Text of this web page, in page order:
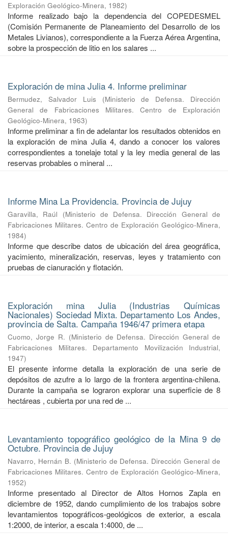
Exploración Geológico-Minera, 1982)
Informe realizado bajo la dependencia del COPEDESMEL
(Comisión Permanente de Planeamiento del Desarrollo de los
Metales Livianos), correspondiente a la Fuerza Aérea Argentina,
sobre la prospección de litio en los salares ...
Exploración de mina Julia 4. Informe preliminar
Bermudez, Salvador Luis (Ministerio de Defensa. Dirección
General de Fabricaciones Militares. Centro de Exploración
Geológico-Minera, 1963)
Informe preliminar a fin de adelantar los resultados obtenidos en
la exploración de mina Julia 4, dando a conocer los valores
correspondientes a tonelaje total y la ley media general de las
reservas probables o mineral ...
Informe Mina La Providencia. Provincia de Jujuy
Garavilla, Raúl (Ministerio de Defensa. Dirección General de
Fabricaciones Militares. Centro de Exploración Geológico-Minera,
1984)
Informe que describe datos de ubicación del área geográfica,
yacimiento, mineralización, reservas, leyes y tratamiento con
pruebas de cianuración y flotación.
Exploración mina Julia (Industrias Químicas
Nacionales) Sociedad Mixta. Departamento Los Andes,
provincia de Salta. Campaña 1946/47 primera etapa
Cuomo, Jorge R. (Ministerio de Defensa. Dirección General de
Fabricaciones Militares. Departamento Movilización Industrial,
1947)
El presente informe detalla la exploración de una serie de
depósitos de azufre a lo largo de la frontera argentina-chilena.
Durante la campaña se lograron explorar una superficie de 8
hectáreas , cubierta por una red de ...
Levantamiento topográfico geológico de la Mina 9 de
Octubre. Provincia de Jujuy
Navarro, Hernán B. (Ministerio de Defensa. Dirección General de
Fabricaciones Militares. Centro de Exploración Geológico-Minera,
1952)
Informe presentado al Director de Altos Hornos Zapla en
diciembre de 1952, dando cumplimiento de los trabajos sobre
levantamientos topográficos-geológicos de exterior, a escala
1:2000, de interior, a escala 1:4000, de ...